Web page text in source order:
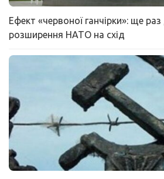
Ефект «червоної ганчірки»: ще
розширення НАТО на схід